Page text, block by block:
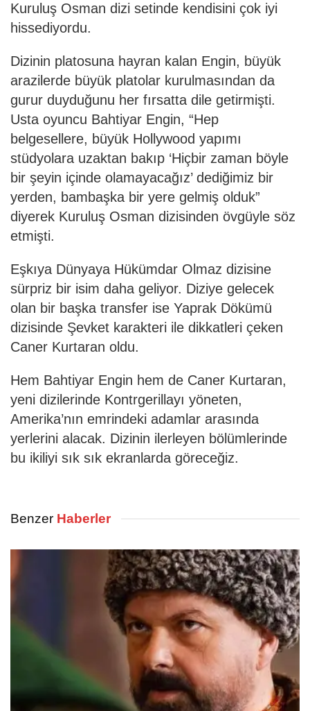
Kuruluş Osman dizi setinde kendisini çok iyi
hissediyordu.
Dizinin platosuna hayran kalan Engin, büyük
arazilerde büyük platolar kurulmasından da
gurur duyduğunu her fırsatta dile getirmişti.
Usta oyuncu Bahtiyar Engin, “Hep
belgesellere, büyük Hollywood yapımı
stüdyolara uzaktan bakıp ‘Hiçbir zaman böyle
bir şeyin içinde olamayacağız’ dediğimiz bir
yerden, bambaşka bir yere gelmiş olduk”
diyerek Kuruluş Osman dizisinden övgüyle söz
etmişti.
Eşkıya Dünyaya Hükümdar Olmaz dizisine
sürpriz bir isim daha geliyor. Diziye gelecek
olan bir başka transfer ise Yaprak Dökümü
dizisinde Şevket karakteri ile dikkatleri çeken
Caner Kurtaran oldu.
Hem Bahtiyar Engin hem de Caner Kurtaran,
yeni dizilerinde Kontrgerillayı yöneten,
Amerika’nın emrindeki adamlar arasında
yerlerini alacak. Dizinin ilerleyen bölümlerinde
bu ikiliyi sık sık ekranlarda göreceğiz.
Benzer Haberler